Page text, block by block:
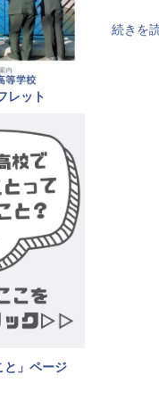
続きを
レット
と」ページ